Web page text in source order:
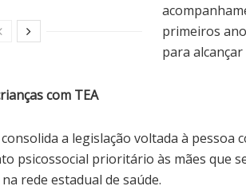
primeiros
para
com TEA
consolida a legislação voltada à
psicossocial prioritário às mães que
rede estadual de saúde.